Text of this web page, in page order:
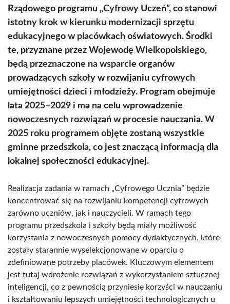
Rządowego programu „Cyfrowy Uczeń”, co stanowi
istotny krok w kierunku modernizacji sprzętu
edukacyjnego w placówkach oświatowych. Środki
te, przyznane przez Wojewodę Wielkopolskiego,
będą przeznaczone na wsparcie organów
prowadzących szkoły w rozwijaniu cyfrowych
umiejętności dzieci i młodzieży. Program obejmuje
lata 2025–2029 i ma na celu wprowadzenie
nowoczesnych rozwiązań w procesie nauczania. W
2025 roku programem objęte zostaną wszystkie
gminne przedszkola, co jest znaczącą informacją dla
lokalnej społeczności edukacyjnej.
Realizacja zadania w ramach „Cyfrowego Ucznia” będzie
koncentrować się na rozwijaniu kompetencji cyfrowych
zarówno uczniów, jak i nauczycieli. W ramach tego
programu przedszkola i szkoły będą miały możliwość
korzystania z nowoczesnych pomocy dydaktycznych, które
zostały starannie wyselekcjonowane w oparciu o
zdefiniowane potrzeby placówek. Kluczowym elementem
jest tutaj wdrożenie rozwiązań z wykorzystaniem sztucznej
inteligencji, co z pewnością przyniesie korzyści w nauczaniu
i kształtowaniu lepszych umiejętności technologicznych u